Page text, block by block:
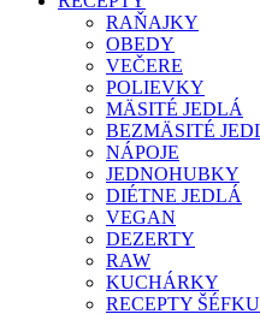
RAŇAJKY
OBEDY
VEČERE
POLIEVKY
MÄSITÉ JEDLÁ
BEZMÄSITÉ
NÁPOJE
JEDNOHUBKY
DIÉTNE JEDLÁ
VEGAN
DEZERTY
RAW
KUCHÁRKY
RECEPTY